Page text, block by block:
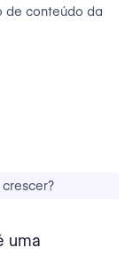
de conteúdo da
uma